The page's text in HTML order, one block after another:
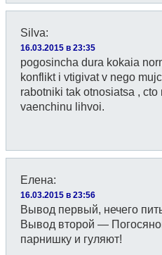
Silva:
16.03.2015 в 23:35
pogosincha dura kokaia
konflikt i vtigivat v nego
rabotniki tak otnosiatsa ,
vaenchinu lihvoi.
Елена:
16.03.2015 в 23:56
Вывод первый, нечего
Вывод второй —
парнишку и гуляют!